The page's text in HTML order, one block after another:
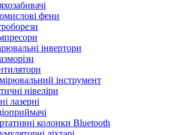
фени
інвертори
інструмент
нівеліри
лазерні
колонки Bluetooth